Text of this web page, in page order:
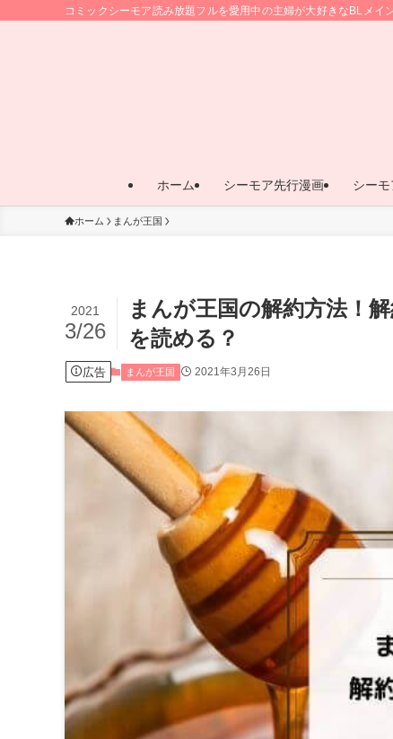
コミックシーモア読み放題フルを愛用中の主婦が大好きなBLメイ
ホーム シーモア先行漫画 シー
ホーム まんが王国
まんが王国の解約方法！
を読める？
2021
3/26
広告 まんが王国 2021年3月26日